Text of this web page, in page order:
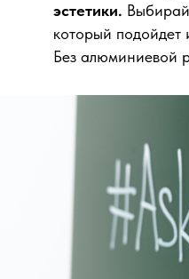
эстетики.
который
Без алюминиевой